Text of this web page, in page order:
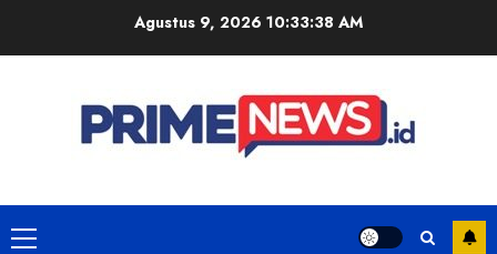
Agustus 9, 2026 10:33:39 AM
Primary